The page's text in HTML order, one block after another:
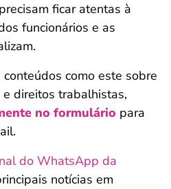
ficar atentas à
funcionários e as
como este sobre
direitos trabalhistas,
no formulário para
do WhatsApp da
notícias em